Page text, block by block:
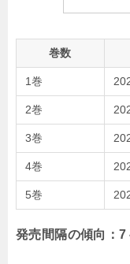
巻数
1巻
2巻
3巻
4巻
5巻
発売間隔の傾向：7